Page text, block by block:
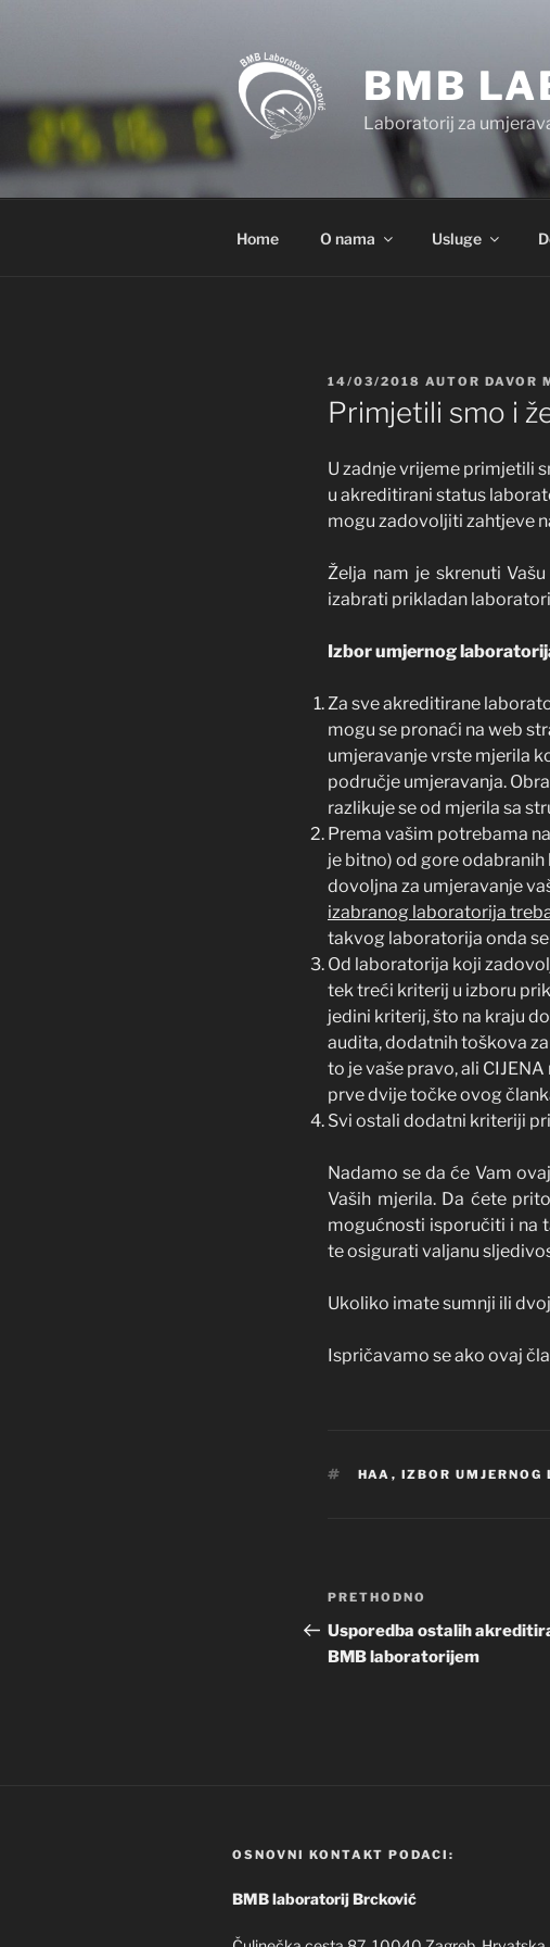
BMB
Laboratorij za
Home O nama Usluge
OBJAVLJENO
14/03/2018 AUTOR DAVOR
Primjetili smo i
U zadnje vrijeme primjetili
u akreditirani status
mogu zadovoljiti zahtjeve
Želja nam je skrenuti
izabrati prikladan
Izbor umjernog
Za sve akreditirane
mogu se pronaći na web
umjeravanje vrste mjerila
područje umjeravanja.
razlikuje se od mjerila sa
Prema vašim potrebama
je bitno) od gore
dovoljna za umjeravanje
izabranog laboratorija
takvog laboratorija onda
Od laboratorija koji
tek treći kriterij u izboru
jedini kriterij, što na kraju
audita, dodatnih toškova
to je vaše pravo, ali
prve dvije točke ovog
Svi ostali dodatni kriteriji
Nadamo se da će Vam
Vaših mjerila. Da ćete
mogućnosti isporučiti i na
te osigurati valjanu
Ukoliko imate sumnji ili
Ispričavamo se ako ovaj
OZNAKE
HAA , IZBOR
Navigacija
objava
Prethodna
objava
PRETHODNO
Usporedba ostalih
BMB laboratorijem
OSNOVNI KONTAKT PODACI:
BMB laboratorij Brcković